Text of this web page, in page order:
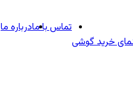
خرید گوشی
تماس با مادرباره ما